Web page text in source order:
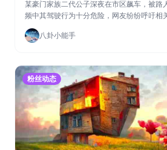
某豪门家族二代公子深夜在市区飙车，被路
频中其驾驶行为十分危险，网友纷纷呼吁相
八卦小能手
粉丝动态